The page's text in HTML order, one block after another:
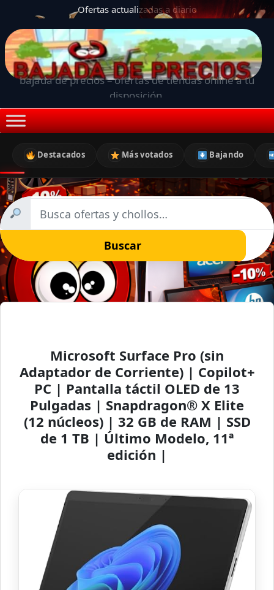
Ofertas actualizadas a diario
bajada de precios – ofertas de tiendas online a tu
disposición.
Destacados Más votados Bajando
Buscar
Microsoft Surface Pro (sin
Adaptador de Corriente) | Copilot+
PC | Pantalla táctil OLED de 13
Pulgadas | Snapdragon® X Elite
(12 núcleos) | 32 GB de RAM | SSD
de 1 TB | Último Modelo, 11ª
edición |